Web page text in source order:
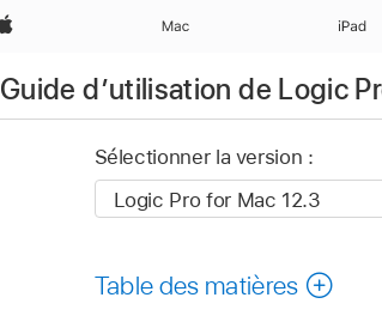
Apple Mac iPad
Guide d’utilisation de Logic
Sélectionner la version :
Table des matières